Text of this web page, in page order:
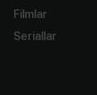
Filmlar
Seriallar